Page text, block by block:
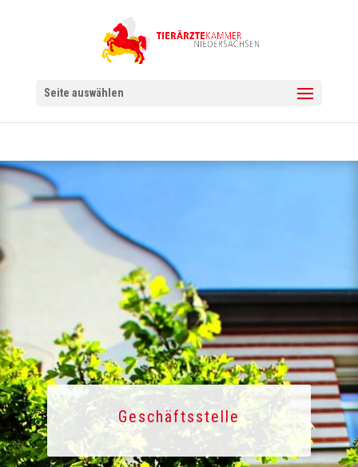
Seite auswählen
Geschäftsstelle